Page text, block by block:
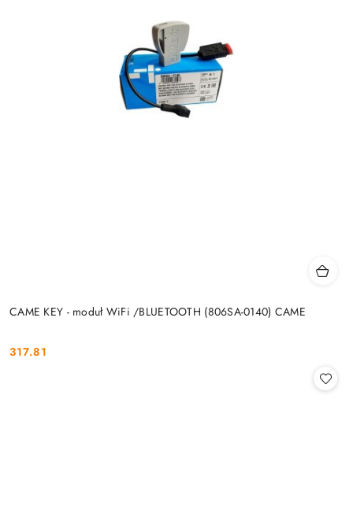
CAME KEY - moduł WiFi /BLUETOOTH (806SA-0140) CAME
Cena:
317.81